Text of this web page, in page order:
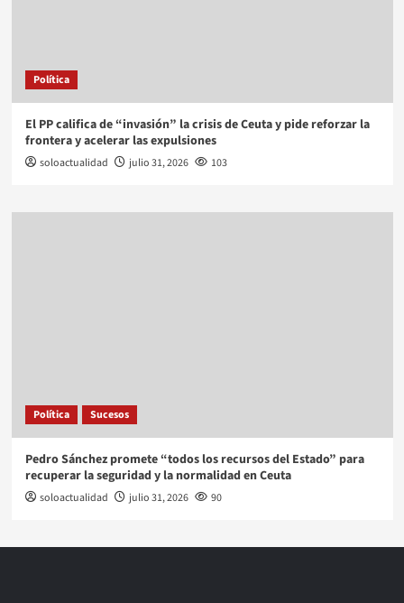
Política
El PP califica de “invasión” la crisis de Ceuta y pide reforzar la
frontera y acelerar las expulsiones
soloactualidad julio 31, 2026 103
Política Sucesos
Pedro Sánchez promete “todos los recursos del Estado” para
recuperar la seguridad y la normalidad en Ceuta
soloactualidad julio 31, 2026 90